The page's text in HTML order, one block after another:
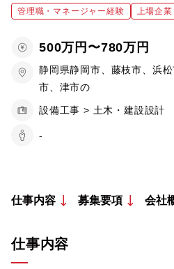
管理職・マネージャー経験 上場企業
500万円〜780万円
静岡県静岡市、藤枝市、浜
市、津市の
設備工事 > 土木・建設設計
-
仕事内容 募集要項 会社
仕事内容